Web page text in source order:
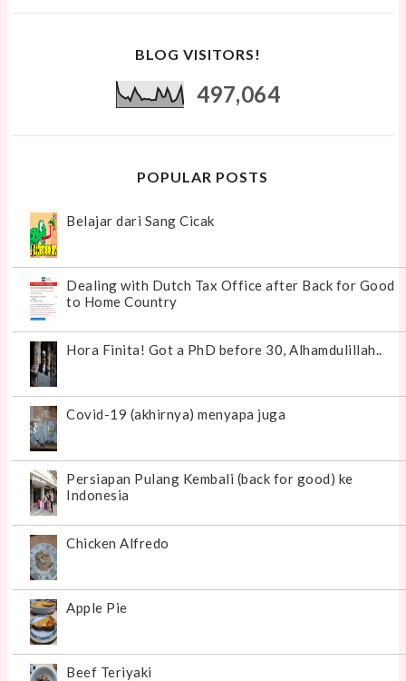
BLOG VISITORS!
497,064
POPULAR POSTS
Belajar dari Sang Cicak
Dealing with Dutch Tax Office after Back for Good
to Home Country
Hora Finita! Got a PhD before 30, Alhamdulillah..
Covid-19 (akhirnya) menyapa juga
Persiapan Pulang Kembali (back for good) ke
Indonesia
Chicken Alfredo
Apple Pie
Beef Teriyaki